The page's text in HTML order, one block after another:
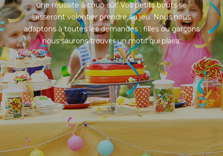
une réussite à coup sûr. Vos petits bouts se
laisseront volontier prendre au jeu. Nous nous
adaptons à toutes les demandes : filles ou garçons
nous saurons trouver un motif qui plaira.